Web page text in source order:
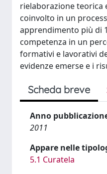
rielaborazione teorica
coinvolto in un
apprendimento più di
competenza in un
formativi e lavorativi
evidenze emerse e i
Scheda breve
Anno
2011
Appare nelle
5.1 Curatela